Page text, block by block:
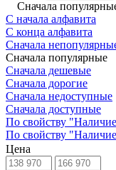
Сначала
С начала алфавита
С конца алфавита
Сначала
Сначала популярные
Сначала дешевые
Сначала дорогие
Сначала недоступные
Сначала доступные
По свойству
По свойству
Цена